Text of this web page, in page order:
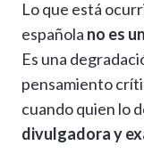
at
s
A
p
p
e
a
Lo que está
española no es
Es una
pensamiento
cuando quien lo
divulgadora y